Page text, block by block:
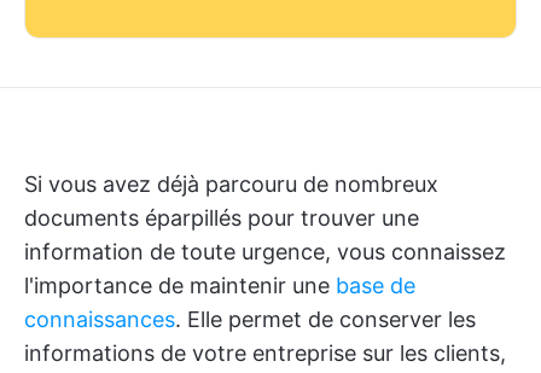
Si vous avez déjà parcouru de nombreux
documents éparpillés pour trouver une
information de toute urgence, vous connaissez
l'importance de maintenir une base de
connaissances. Elle permet de conserver les
informations de votre entreprise sur les clients,